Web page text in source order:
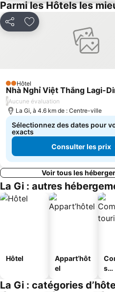
Parmi les Hôtels les
PartagerAjouter à mes favoris
2 Étoiles
Hôtel
Nhà Nghỉ Việt Thắng Lagi-
/Aucune évaluation
La Gi, à 4.6 km de : Centre-ville
Sélectionnez des dates pour
exacts
Consulter les prix
Voir tous les
La Gi : autres
Hôtel
Appart’hôt
el
s
s
La Gi : catégories